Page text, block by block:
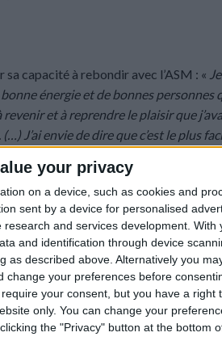
your privacy
on a device, such as cookies and
sent by a device for personalised
and services development. With
and identification through device
as described above. Alternatively you
your preferences before
your consent, but you have a right
only. You can change your
the "Privacy" button at the bottom
capacité à rebondir avec l’ASM : «
énergie et de bonnes personnes
et à reprendre le plaisir que
J’ai envie de dire que c’est le plus
sont mes premiers jours, et je suis le
fonctionne, les voir à
j’ai déjà donné déjà des petits
déjà un très bon capitaine avec Denis
plus grands clubs. Dier fait aussi